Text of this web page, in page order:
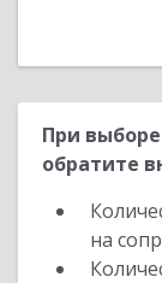
При
обратите
на